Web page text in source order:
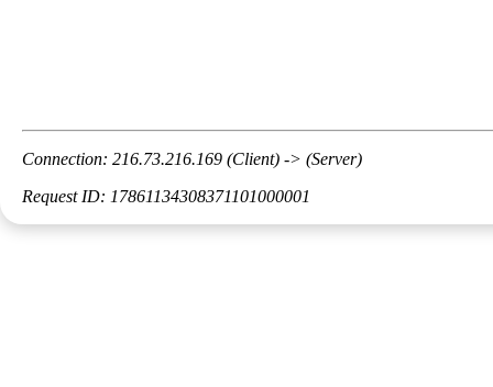
Connection: 216.73.216.169 (Client) -> (Server)
Request ID: 17861134308371101000001